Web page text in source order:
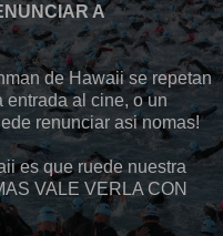
A
de Hawaii se repetan
entrada al cine, o un
renunciar asi nomas!
es que ruede nuestra
VALE VERLA CON